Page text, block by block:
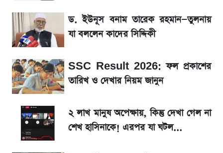
শেখ হাসিনা, মামলা ও দেশে ফেরা নিয়ে খোলামেলা
সাকিব
Sirin Labs Finney: বাংলাদেশে এখন যত
টাকায় পাওয়া যায়
সূর্যগ্রহণের দিন আকাশে চোখ ধাঁধানো দৃশ্য, জেনে নিন
সময় ও স্থান
ড. ইউনূস বনাম তারেক রহমান—তুলনায়
যা বললেন কাদের সিদ্দিকী
SSC Result 2026: ফল প্রকাশের
তারিখ ও দেখার নিয়ম জানুন
২ লাখ মানুষ অপেক্ষায়, কিন্তু দেখা গেল না
শেখ হাসিনাকে! এরপর যা ঘটল...